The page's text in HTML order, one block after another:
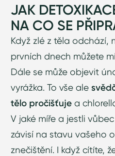
JAK
NA CO SE
Když zlé z těla odchází,
prvních dnech můžete
Dále se může objevit
vyrážka. To vše ale
tělo pročišťuje a
V jaké míře a jestli
závisí na stavu vašeho
znečištění. I když cítíte,